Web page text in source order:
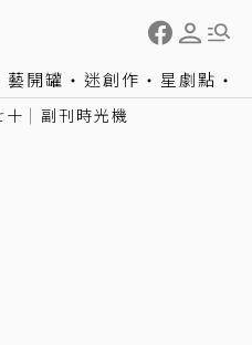
藝開罐 迷創作 星劇點
十 副刊時光機